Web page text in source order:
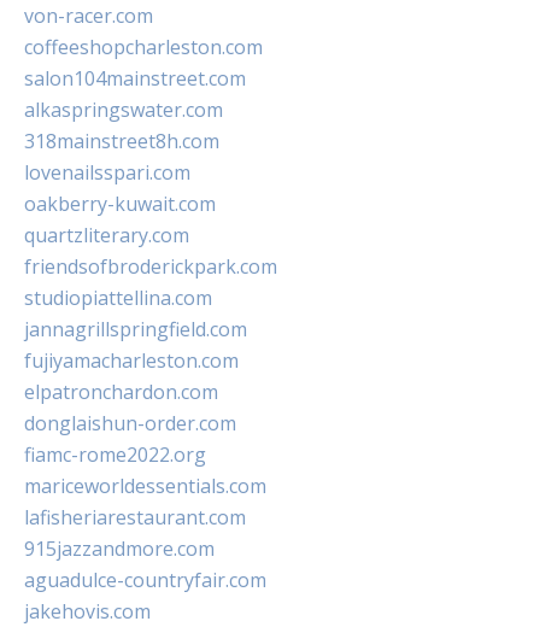
von-racer.com
coffeeshopcharleston.com
salon104mainstreet.com
alkaspringswater.com
318mainstreet8h.com
lovenailsspari.com
oakberry-kuwait.com
quartzliterary.com
friendsofbroderickpark.com
studiopiattellina.com
jannagrillspringfield.com
fujiyamacharleston.com
elpatronchardon.com
donglaishun-order.com
fiamc-rome2022.org
mariceworldessentials.com
lafisheriarestaurant.com
915jazzandmore.com
aguadulce-countryfair.com
jakehovis.com